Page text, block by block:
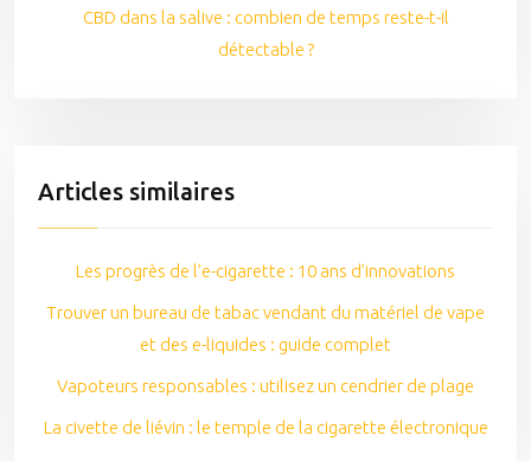
CBD dans la salive : combien de temps reste-t-il
détectable ?
Articles similaires
Les progrès de l’e-cigarette : 10 ans d’innovations
Trouver un bureau de tabac vendant du matériel de vape
et des e-liquides : guide complet
Vapoteurs responsables : utilisez un cendrier de plage
La civette de liévin : le temple de la cigarette électronique